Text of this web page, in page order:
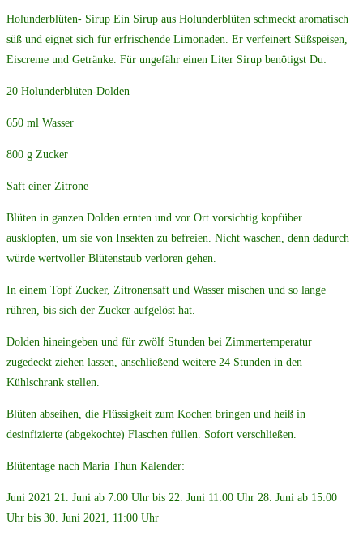
Holunderblüten- Sirup Ein Sirup aus Holunderblüten schmeckt aromatisch
süß und eignet sich für erfrischende Limonaden. Er verfeinert Süßspeisen,
Eiscreme und Getränke. Für ungefähr einen Liter Sirup benötigst Du:
20 Holunderblüten-Dolden
650 ml Wasser
800 g Zucker
Saft einer Zitrone
Blüten in ganzen Dolden ernten und vor Ort vorsichtig kopfüber
ausklopfen, um sie von Insekten zu befreien. Nicht waschen, denn dadurch
würde wertvoller Blütenstaub verloren gehen.
In einem Topf Zucker, Zitronensaft und Wasser mischen und so lange
rühren, bis sich der Zucker aufgelöst hat.
Dolden hineingeben und für zwölf Stunden bei Zimmertemperatur
zugedeckt ziehen lassen, anschließend weitere 24 Stunden in den
Kühlschrank stellen.
Blüten abseihen, die Flüssigkeit zum Kochen bringen und heiß in
desinfizierte (abgekochte) Flaschen füllen. Sofort verschließen.
Blütentage nach Maria Thun Kalender:
Juni 2021 21. Juni ab 7:00 Uhr bis 22. Juni 11:00 Uhr 28. Juni ab 15:00
Uhr bis 30. Juni 2021, 11:00 Uhr